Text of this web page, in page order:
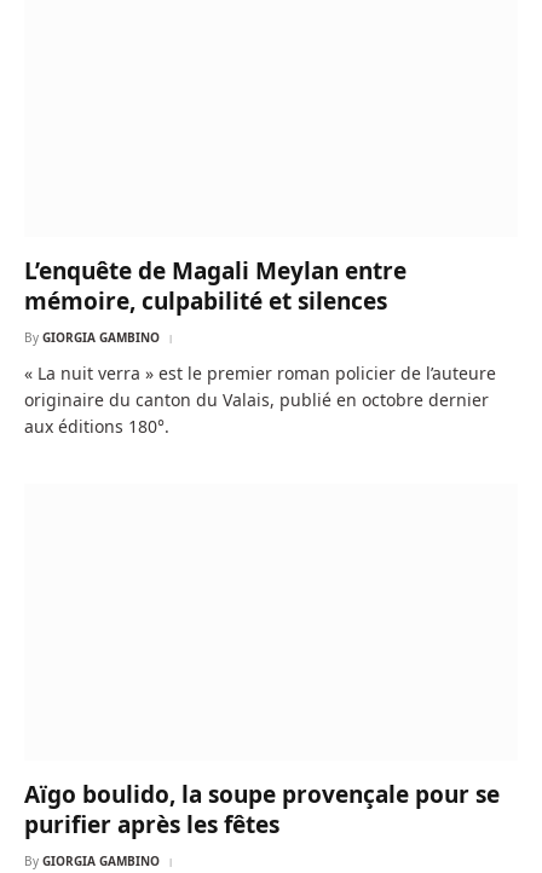
L’enquête de Magali Meylan entre
mémoire, culpabilité et silences
By GIORGIA GAMBINO
« La nuit verra » est le premier roman policier de l’auteure
originaire du canton du Valais, publié en octobre dernier
aux éditions 180°.
Aïgo boulido, la soupe provençale pour se
purifier après les fêtes
By GIORGIA GAMBINO